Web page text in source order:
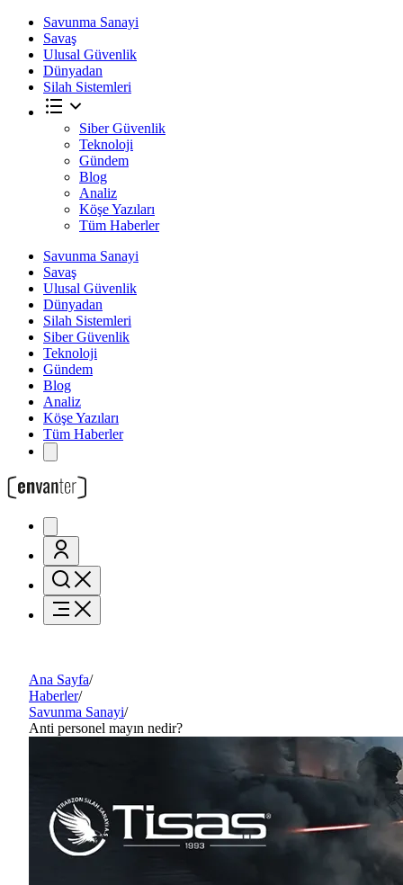
Savunma Sanayi
Savaş
Ulusal Güvenlik
Dünyadan
Silah Sistemleri
Siber Güvenlik
Teknoloji
Gündem
Blog
Analiz
Köşe Yazıları
Tüm Haberler
Savunma Sanayi
Savaş
Ulusal Güvenlik
Dünyadan
Silah Sistemleri
Siber Güvenlik
Teknoloji
Gündem
Blog
Analiz
Köşe Yazıları
Tüm Haberler
Ana Sayfa/
Haberler/
Savunma Sanayi/
Anti personel mayın nedir?